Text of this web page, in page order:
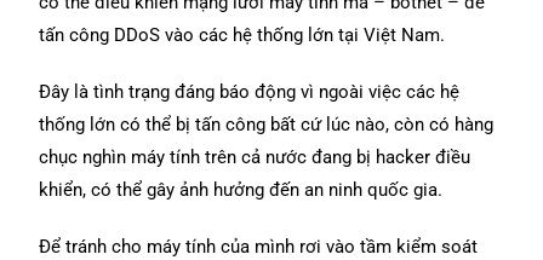
tấn công DDoS vào các hệ thống lớn tại Việt Nam.
Đây là tình trạng đáng báo động vì ngoài việc các hệ
thống lớn có thể bị tấn công bất cứ lúc nào, còn có hàng
chục nghìn máy tính trên cả nước đang bị hacker điều
khiển, có thể gây ảnh hưởng đến an ninh quốc gia.
Để tránh cho máy tính của mình rơi vào tầm kiểm soát